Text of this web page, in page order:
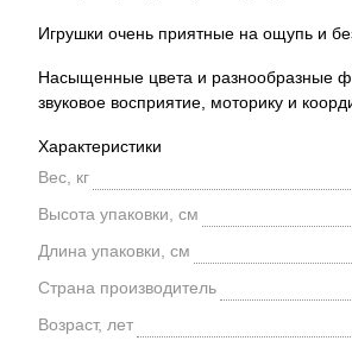
Игрушки очень приятные на ощупь и
Насыщенные цвета и разнообразные
звуковое восприятие, моторику и
Характеристики
Вес, кг
Высота упаковки, см
Длина упаковки, см
Страна производитель
Возраст, лет